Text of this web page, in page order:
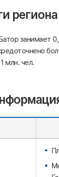
региона
занимает
млн. чел.